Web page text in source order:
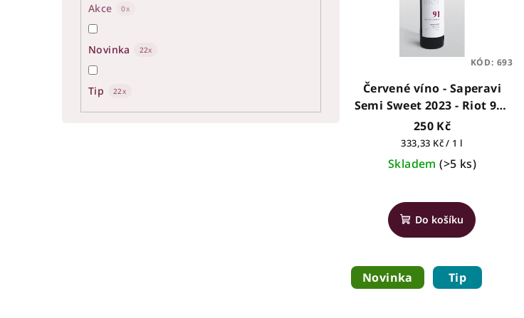
Akce 0
Novinka 22
Tip 22
o
d
r
ů
Červené víno - Saperavi
Semi Sweet 2023 - Riot 91 -
gruzínské víno, 0,75l
250 Kč
Měrná
cena:
333,33 Kč / 1 l
Skladem(>5 ks)
Do košíku
KÓD: 693
Novinka Tip